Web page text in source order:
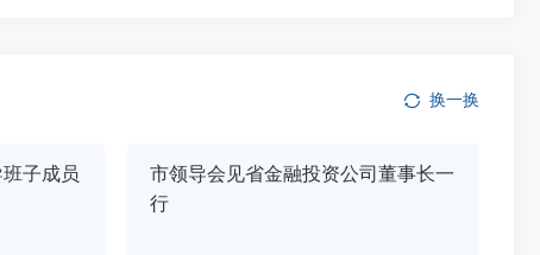
换一换
子成员
市领导会见省金融投资公司董事长一
行